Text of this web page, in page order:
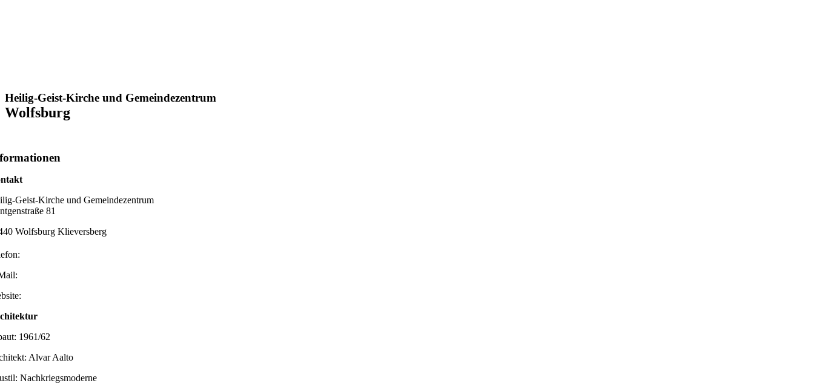
Heilig-Geist-Kirche und Gemeindezentrum
Wolfsburg
Geist-Kirche und Gemeindezentrum
81
Wolfsburg Klieversberg
1961/62
Alvar Aalto
Nachkriegsmoderne